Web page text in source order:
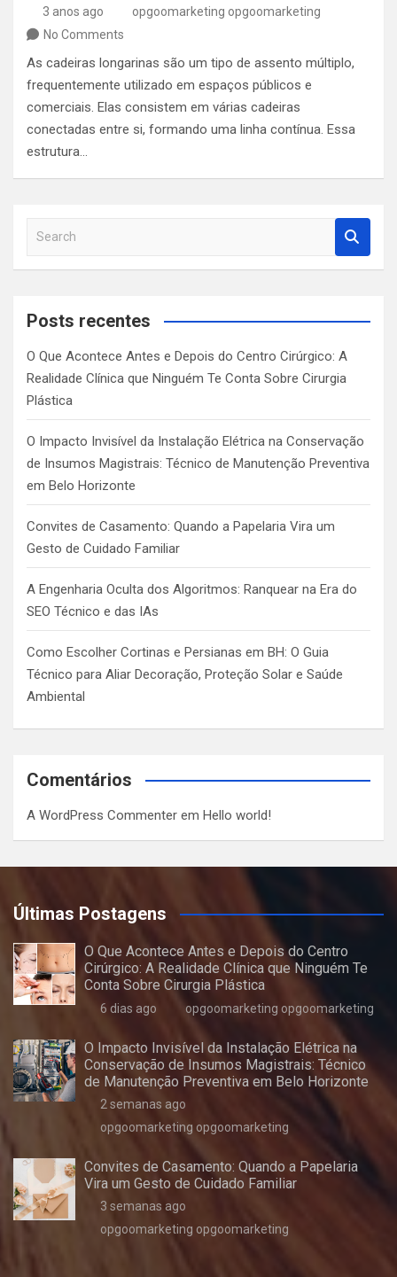
3 anos ago
opgoomarketing opgoomarketing
No Comments
As cadeiras longarinas são um tipo de assento múltiplo,
frequentemente utilizado em espaços públicos e
comerciais. Elas consistem em várias cadeiras
conectadas entre si, formando uma linha contínua. Essa
estrutura…
a
c
Posts recentes
O Que Acontece Antes e Depois do Centro Cirúrgico: A
Realidade Clínica que Ninguém Te Conta Sobre Cirurgia
Plástica
O Impacto Invisível da Instalação Elétrica na Conservação
de Insumos Magistrais: Técnico de Manutenção Preventiva
em Belo Horizonte
Convites de Casamento: Quando a Papelaria Vira um
Gesto de Cuidado Familiar
A Engenharia Oculta dos Algoritmos: Ranquear na Era do
SEO Técnico e das IAs
Como Escolher Cortinas e Persianas em BH: O Guia
Técnico para Aliar Decoração, Proteção Solar e Saúde
Ambiental
Comentários
A WordPress Commenter em Hello world!
Últimas Postagens
O Que Acontece Antes e Depois do Centro
Cirúrgico: A Realidade Clínica que Ninguém Te
Conta Sobre Cirurgia Plástica
6 dias ago opgoomarketing opgoomarketing
O Impacto Invisível da Instalação Elétrica na
Conservação de Insumos Magistrais: Técnico
de Manutenção Preventiva em Belo Horizonte
2 semanas ago
opgoomarketing opgoomarketing
Convites de Casamento: Quando a Papelaria
Vira um Gesto de Cuidado Familiar
3 semanas ago
opgoomarketing opgoomarketing